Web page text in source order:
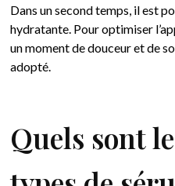
Dans un second temps, il est
hydratante. Pour optimiser
un moment de douceur et de
adopté.
Quels sont